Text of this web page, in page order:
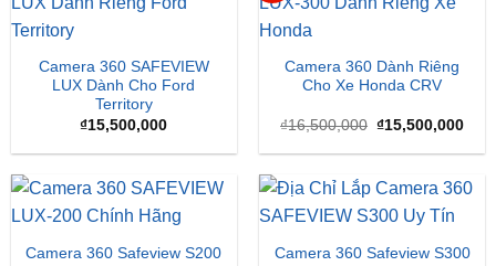
Camera 360 SAFEVIEW
LUX Dành Cho Ford
₫15,500,000
Camera 360 Dành Riêng
Cho Xe Honda CRV
₫16,500,000
Giá
gốc
là:
₫15,500,000
Camera 360 Safeview S200
₫11,800,000
Camera 360 Safeview S300
₫11,500,000